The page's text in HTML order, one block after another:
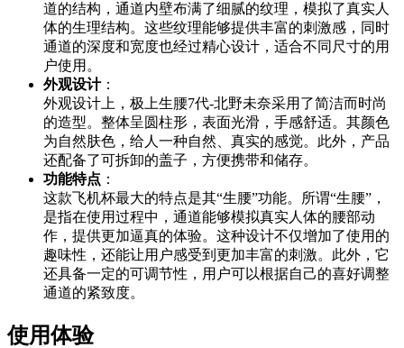
道的结构，通道内壁布满了细腻的纹理，模拟了真实人
体的生理结构。这些纹理能够提供丰富的刺激感，同时
通道的深度和宽度也经过精心设计，适合不同尺寸的用
户使用。
外观设计：
外观设计上，极上生腰7代-北野未奈采用了简洁而时尚
的造型。整体呈圆柱形，表面光滑，手感舒适。其颜色
为自然肤色，给人一种自然、真实的感觉。此外，产品
还配备了可拆卸的盖子，方便携带和储存。
功能特点 ：
这款飞机杯最大的特点是其“生腰”功能。所谓“生腰”，
是指在使用过程中，通道能够模拟真实人体的腰部动
作，提供更加逼真的体验。这种设计不仅增加了使用的
趣味性，还能让用户感受到更加丰富的刺激。此外，它
还具备一定的可调节性，用户可以根据自己的喜好调整
通道的紧致度。
使用体验